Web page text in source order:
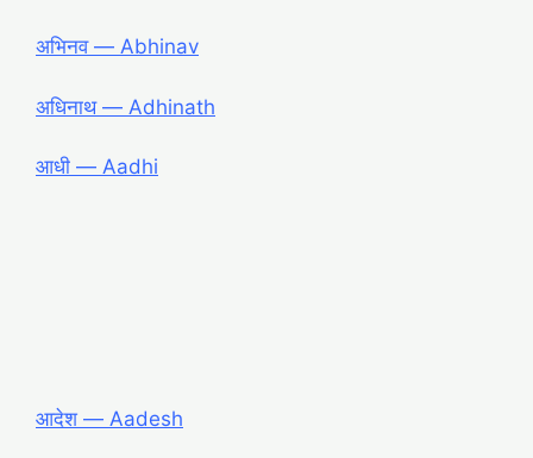
अभिनव ― Abhinav
अधिनाथ ― Adhinath
आधी ― Aadhi
आदेश ― Aadesh